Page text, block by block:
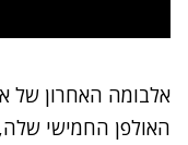
האולפן החמישי